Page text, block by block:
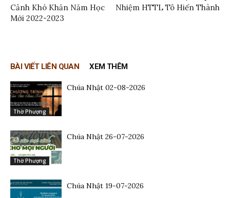
Cảnh Khó Khăn Năm Học
Mới 2022-2023
Nhiệm HTTL Tô Hiến Thành
BÀI VIẾT LIÊN QUAN XEM THÊM
Thờ Phượng
Chúa Nhật 02-08-2026
Thờ Phượng
Chúa Nhật 26-07-2026
Chúa Nhật 19-07-2026